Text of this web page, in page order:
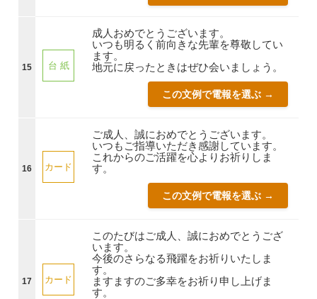
15 台 紙
成人おめでとうございます。
いつも明るく前向きな先輩を尊敬してい
ます。
地元に戻ったときはぜひ会いましょう。
この文例で電報を選ぶ →
16 カード
ご成人、誠におめでとうございます。
いつもご指導いただき感謝しています。
これからのご活躍を心よりお祈りしま
す。
この文例で電報を選ぶ →
17 カード
このたびはご成人、誠におめでとうござ
います。
今後のさらなる飛躍をお祈りいたしま
す。
ますますのご多幸をお祈り申し上げま
す。